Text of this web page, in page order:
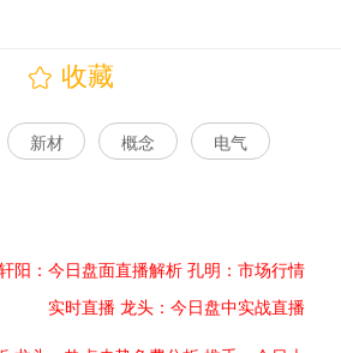
收藏
新材 概念 电气
阳：今日盘面直播解析 孔明：市场行情
实时直播 龙头：今日盘中实战直播